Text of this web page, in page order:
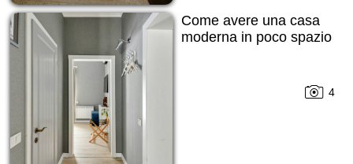
Come avere una casa
moderna in poco spazio
4